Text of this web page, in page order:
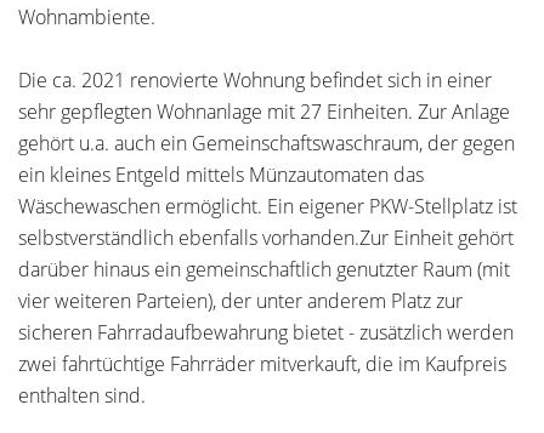
Wohnambiente.
Die ca. 2021 renovierte Wohnung befindet sich in einer
sehr gepflegten Wohnanlage mit 27 Einheiten. Zur Anlage
gehört u.a. auch ein Gemeinschaftswaschraum, der gegen
ein kleines Entgeld mittels Münzautomaten das
Wäschewaschen ermöglicht. Ein eigener PKW-Stellplatz ist
selbstverständlich ebenfalls vorhanden.Zur Einheit gehört
darüber hinaus ein gemeinschaftlich genutzter Raum (mit
vier weiteren Parteien), der unter anderem Platz zur
sicheren Fahrradaufbewahrung bietet - zusätzlich werden
zwei fahrtüchtige Fahrräder mitverkauft, die im Kaufpreis
enthalten sind.